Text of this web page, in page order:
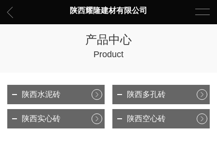
陕西耀隆建材有限公司
产品中心
Product
陕西水泥砖 陕西多孔砖
陕西实心砖 陕西空心砖